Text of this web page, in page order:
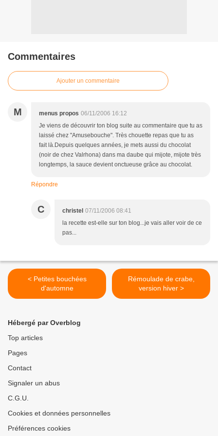
Commentaires
Ajouter un commentaire
M menus propos 06/11/2006 16:12
Je viens de découvrir ton blog suite au commentaire que tu as
laissé chez "Amusebouche". Très chouette repas que tu as
fait là.Depuis quelques années, je mets aussi du chocolat
(noir de chez Valrhona) dans ma daube qui mijote, mijote très
longtemps, la sauce devient onctueuse grâce au chocolat.
Répondre
C christel 07/11/2006 08:41
la recette est-elle sur ton blog...je vais aller voir de ce
pas...
< Petites bouchées
d'automne
Rémoulade de crabe,
version hiver >
Hébergé par Overblog
Top articles
Pages
Contact
Signaler un abus
C.G.U.
Cookies et données personnelles
Préférences cookies